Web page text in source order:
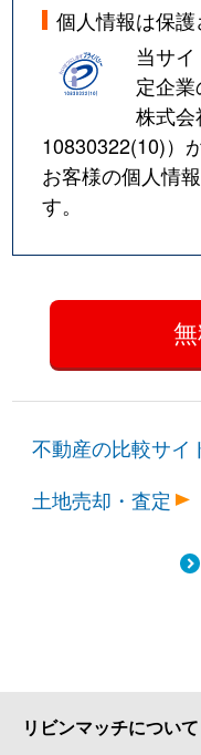
個人情報は保
当サ
定企
株式会
10830322(10)）
お客様の個人情
す。
不動産の比較サイ
土地売却・査定
リビンマッチについて